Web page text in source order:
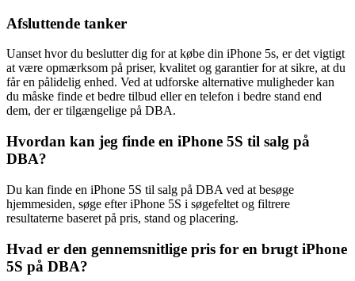
Afsluttende tanker
Uanset hvor du beslutter dig for at købe din iPhone 5s, er det vigtigt
at være opmærksom på priser, kvalitet og garantier for at sikre, at du
får en pålidelig enhed. Ved at udforske alternative muligheder kan
du måske finde et bedre tilbud eller en telefon i bedre stand end
dem, der er tilgængelige på DBA.
Hvordan kan jeg finde en iPhone 5S til salg på
DBA?
Du kan finde en iPhone 5S til salg på DBA ved at besøge
hjemmesiden, søge efter iPhone 5S i søgefeltet og filtrere
resultaterne baseret på pris, stand og placering.
Hvad er den gennemsnitlige pris for en brugt iPhone
5S på DBA?